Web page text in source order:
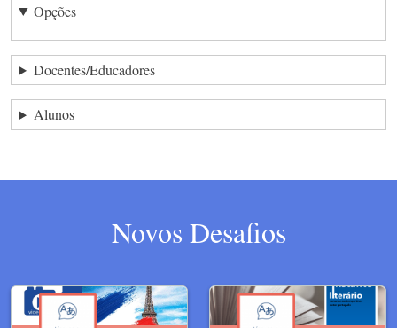
Opções
Docentes/Educadores
Alunos
Novos Desafios